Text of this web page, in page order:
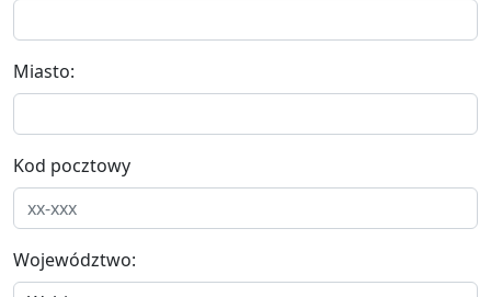
Miasto:
Kod pocztowy
Województwo: